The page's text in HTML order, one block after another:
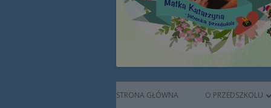
Menu
STRONA GŁÓWNA O PRZEDSZKOLU